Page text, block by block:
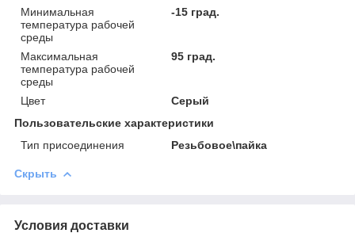
Минимальная
температура рабочей
среды
-15 град.
Максимальная
температура рабочей
среды
95 град.
Цвет
Серый
Пользовательские характеристики
Тип присоединения
Резьбовое\пайка
Скрыть
Условия доставки